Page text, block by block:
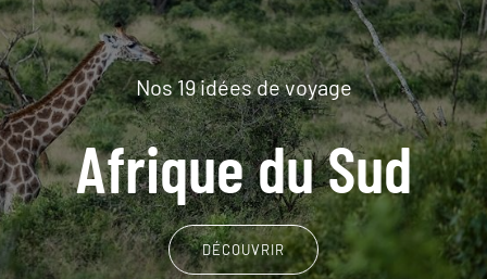
Nos 19 idées de voyage
Afrique du Sud
DÉCOUVRIR